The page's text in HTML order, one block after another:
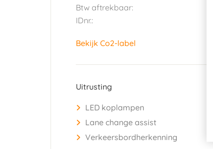
Btw aftrekbaar:
IDnr.:
Bekijk Co2-label
Uitrusting
LED koplampen
Lane change assist
Verkeersbordherkenning